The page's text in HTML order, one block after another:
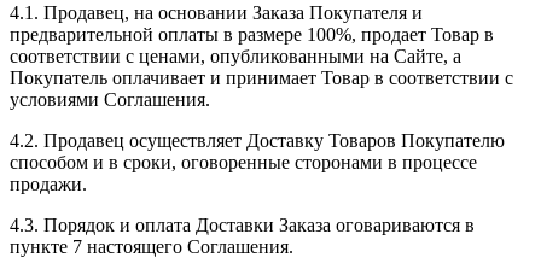
4.1. Продавец, на основании Заказа Покупателя и
предварительной оплаты в размере 100%, продает Товар в
соответствии с ценами, опубликованными на Сайте, а
Покупатель оплачивает и принимает Товар в соответствии с
условиями Соглашения.
4.2. Продавец осуществляет Доставку Товаров Покупателю
способом и в сроки, оговоренные сторонами в процессе
продажи.
4.3. Порядок и оплата Доставки Заказа оговариваются в
пункте 7 настоящего Соглашения.